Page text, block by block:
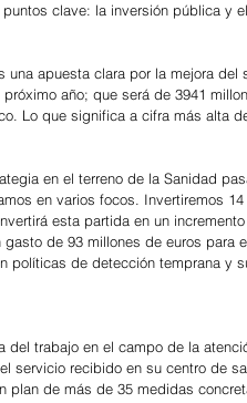
clave: la inversión pública y
una apuesta clara por la mejora del
año; que será de 3941
Lo que significa a cifra más alta
en el terreno de la Sanidad
en varios focos. Invertiremos
esta partida en un
de 93 millones de euros para
políticas de detección temprana y
del trabajo en el campo de la
servicio recibido en su centro de
plan de más de 35 medidas